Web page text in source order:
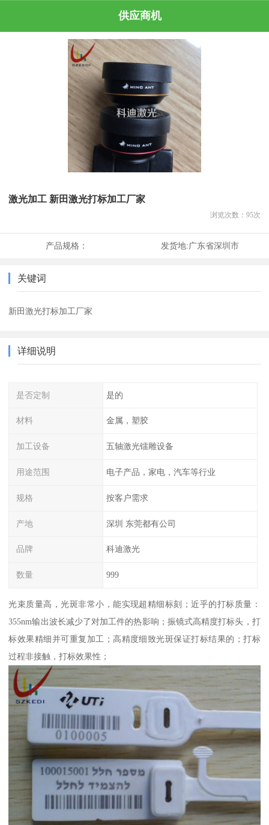
供应商机
激光加工 新田激光打标加工厂家
浏览次数： 95次
产品规格： 发货地:广东省深圳市
关键词
新田激光打标加工厂家
详细说明
是否定制 是的
材料 金属，塑胶
加工设备 五轴激光镭雕设备
用途范围 电子产品，家电，汽车等行业
规格 按客户需求
产地 深圳 东莞都有公司
品牌 科迪激光
数量 999
光束质量高，光斑非常小，能实现超精细标刻；近乎的打标质量：
355nm输出波长减少了对加工件的热影响；振镜式高精度打标头，打
标效果精细并可重复加工；高精度细致光斑保证打标结果的；打标
过程非接触，打标效果性；